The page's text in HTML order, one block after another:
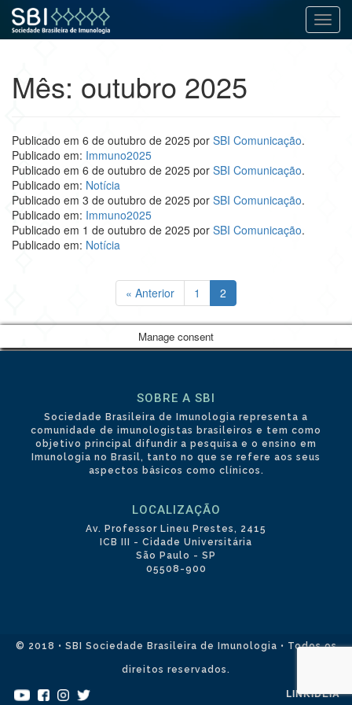
o
conteúdo
Mês: outubro 2025
Publicado em 6 de outubro de 2025 por SBI Comunicação.
Publicado em: Immuno2025
Publicado em 6 de outubro de 2025 por SBI Comunicação.
Publicado em: Notícia
Publicado em 3 de outubro de 2025 por SBI Comunicação.
Publicado em: Immuno2025
Publicado em 1 de outubro de 2025 por SBI Comunicação.
Publicado em: Notícia
« Anterior 1 2
SOBRE A SBI
Sociedade Brasileira de Imunologia representa a
comunidade de imunologistas brasileiros e tem como
objetivo principal difundir a pesquisa e o ensino em
Imunologia no Brasil, tanto no que se refere aos seus
aspectos básicos como clínicos.
LOCALIZAÇÃO
Av. Professor Lineu Prestes, 2415
ICB III - Cidade Universitária
São Paulo - SP
05508-900
© 2018 • SBI Sociedade Brasileira de Imunologia • Todos os
direitos reservados.
LINKIDEIA
Manage consent